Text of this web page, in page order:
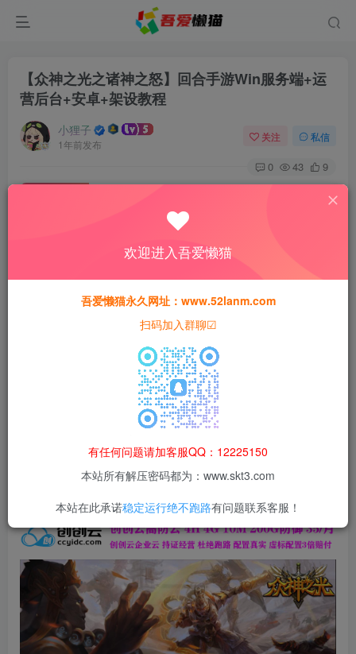
【众神之光之诸神之怒】回合手游Win服务端+运
营后台+安卓+架设教程
小狸子
1年前发布
关注 私信
0 43 9
此内容为付费资源，请付费后查看
猫粮30
黄金会员猫粮15 钻石会员 免费
本站所有资源均为网络收集整理而来，仅供学习研究使用，请在下
载后24h内删除，谢谢合作！
本站资源仅用于学习交流，禁止商业运营与违法、侵权
果由使用者自行承担。
欢迎进入吾爱懒猫
吾爱懒猫永久网址：www.52lanm.com
扫码加入群聊☑
有任何问题请加客服QQ：12225150
本站所有解压密码都为：www.skt3.com
本站在此承诺稳定运行绝不跑路有问题联系客服！